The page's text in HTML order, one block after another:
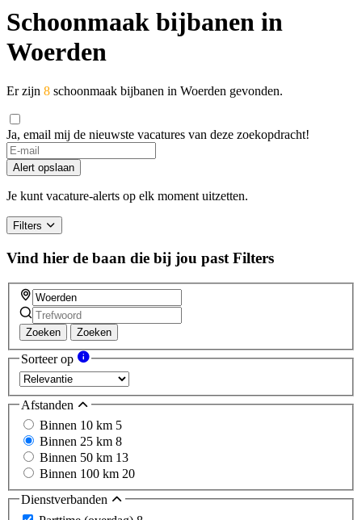
Schoonmaak bijbanen in
Woerden
Er zijn 8 schoonmaak bijbanen in Woerden gevonden.
Ja, email mij de nieuwste vacatures van deze zoekopdracht!
Alert opslaan
Je kunt vacature-alerts op elk moment uitzetten.
Filters
Vind hier de baan die bij jou past Filters
Zoeken Zoeken
Sorteer op
Afstanden
Binnen 10 km 5
Binnen 25 km 8
Binnen 50 km 13
Binnen 100 km 20
Dienstverbanden